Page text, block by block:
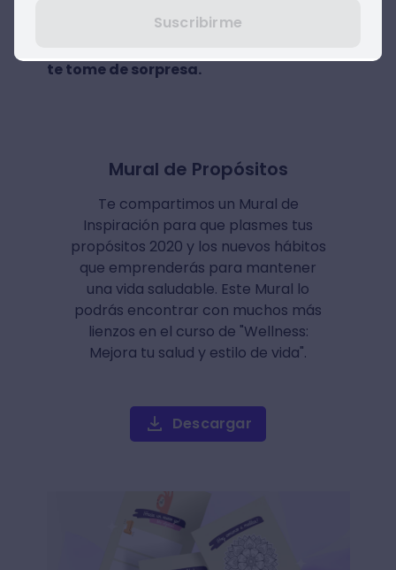
respuesta en caso de que lo que pudiese
te tome de sorpresa.
Mural de Propósitos
Te compartimos un Mural de
Inspiración para que plasmes tus
propósitos 2020 y los nuevos hábitos
que emprenderás para mantener
una vida saludable. Este Mural lo
podrás encontrar con muchos más
lienzos en el curso de "Wellness:
Mejora tu salud y estilo de vida".
Descargar
Suscribirme